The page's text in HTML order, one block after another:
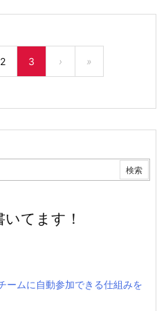
2 3 › »
てます！
ームに自動参加できる仕組みを